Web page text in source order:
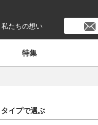
私たちの想い
特集
タイプで選ぶ